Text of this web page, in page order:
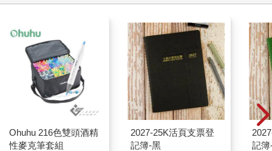
Ohuhu 216色雙頭酒精
性麥克筆套組
2027-25K活頁支票登
記簿-黑
記簿